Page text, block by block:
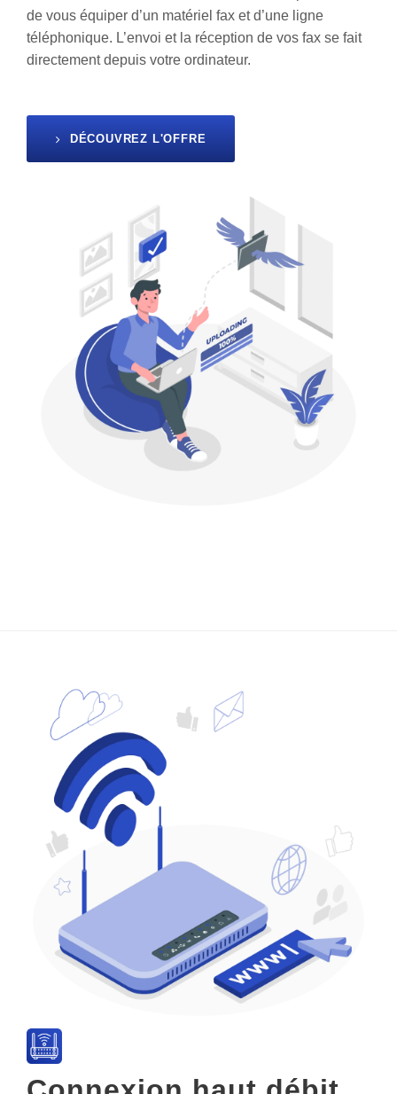
de vous équiper d’un matériel fax et d’une ligne
téléphonique. L’envoi et la réception de vos fax se fait
directement depuis votre ordinateur.
DÉCOUVREZ L'OFFRE